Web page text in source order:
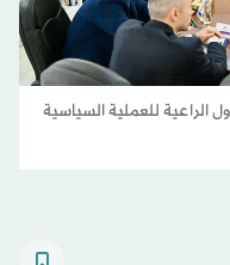
الراعية للعملية السياسية